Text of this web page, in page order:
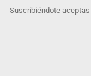
Suscribiéndote aceptas